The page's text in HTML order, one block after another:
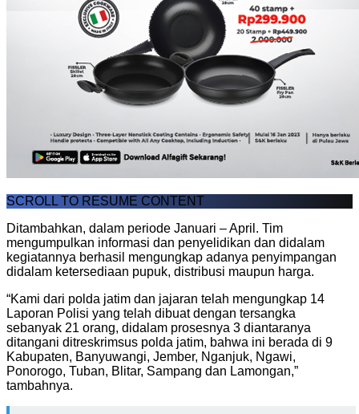
SCROLL TO RESUME CONTENT
Ditambahkan, dalam periode Januari – April. Tim
mengumpulkan informasi dan penyelidikan dan didalam
kegiatannya berhasil mengungkap adanya penyimpangan
didalam ketersediaan pupuk, distribusi maupun harga.
“Kami dari polda jatim dan jajaran telah mengungkap 14
Laporan Polisi yang telah dibuat dengan tersangka
sebanyak 21 orang, didalam prosesnya 3 diantaranya
ditangani ditreskrimsus polda jatim, bahwa ini berada di 9
Kabupaten, Banyuwangi, Jember, Nganjuk, Ngawi,
Ponorogo, Tuban, Blitar, Sampang dan Lamongan,”
tambahnya.